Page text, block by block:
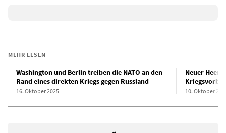
MEHR LESEN
Washington und Berlin treiben die NATO an den
Rand eines direkten Kriegs gegen Russland
16. Oktober 2025
Neuer
10. Oktober